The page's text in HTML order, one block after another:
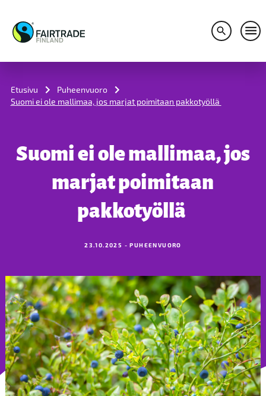
Avaa
Etusivu
Puheenvuoro
Suomi ei ole mallimaa, jos marjat poimitaan pakkotyöllä
Suomi ei ole mallimaa, jos
marjat poimitaan
pakkotyöllä
23.10.2025 - PUHEENVUORO